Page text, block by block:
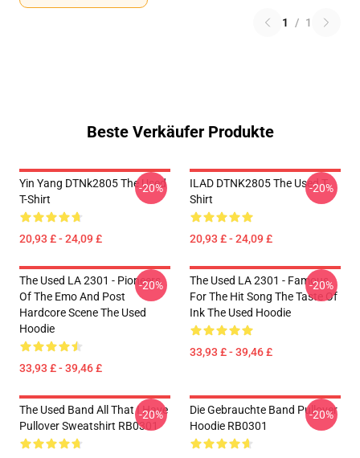
1 / 1
Beste Verkäufer Produkte
Yin Yang DTNk2805 The Used
T-Shirt
20,93 £ - 24,09 £
-20%
ILAD DTNK2805 The Used T-
Shirt
20,93 £ - 24,09 £
-20%
The Used LA 2301 - Pioneers
Of The Emo And Post
Hardcore Scene The Used
Hoodie
33,93 £ - 39,46 £
-20%
The Used LA 2301 - Famous
For The Hit Song The Taste Of
Ink The Used Hoodie
33,93 £ - 39,46 £
-20%
The Used Band All That I Have
Pullover Sweatshirt RB0301
-20%
Die Gebrauchte Band Pullover
Hoodie RB0301
-20%